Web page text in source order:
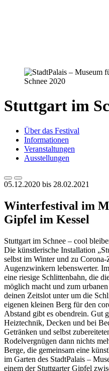
Stuttgart im
Über das Festival
Informationen
Veranstaltungen
Ausstellungen
05.12.2020 bis 28.02.2021
Winterfestival im
Gipfel im Kessel
Stuttgart im Schnee – cool
Die künstlerische Installation
selbst im Winter und zu
Augenzwinkern lebenswerter.
eine riesige Schlittenbahn, die
möglich macht und zum
deinen Zeitslot unter um die
eigenen kleinen Berg für den
Abstand gibt es obendrein. Gut
Heiztechnik, Decken und bei
Getränken und selbst
Rodelvergnügen dann nichts
Berge, die gemeinsam eine
im Garten des StadtPalais –
einem der Stuttgarter Gipfel